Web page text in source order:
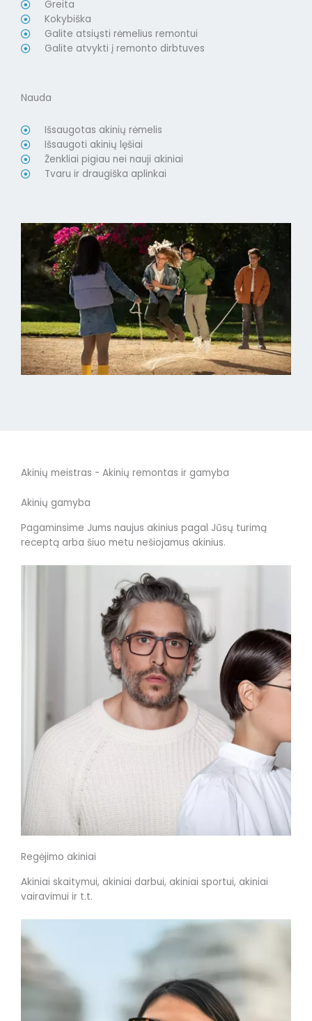
Greita
Kokybiška
Galite atsiųsti rėmelius remontui
Galite atvykti į remonto dirbtuves
Nauda
Išsaugotas akinių rėmelis
Išsaugoti akinių lęšiai
Ženkliai pigiau nei nauji akiniai
Tvaru ir draugiška aplinkai
Akinių meistras - Akinių remontas ir gamyba
Akinių gamyba
Pagaminsime Jums naujus akinius pagal Jūsų turimą
receptą arba šiuo metu nešiojamus akinius.
Regėjimo akiniai
Akiniai skaitymui, akiniai darbui, akiniai sportui, akiniai
vairavimui ir t.t.